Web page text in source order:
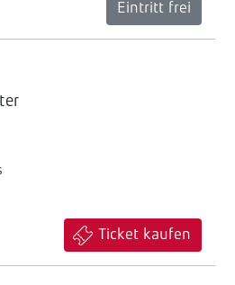
Eintritt frei
Ticket kaufen